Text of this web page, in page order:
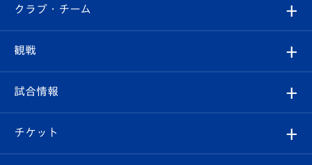
すべて
クラブ
試合情報
クラブ・チーム
クラブ概要
エンブレム紹介
観戦
観戦ルール
はじめての観戦ガイド
試合情報
試合日程/結果
チケット